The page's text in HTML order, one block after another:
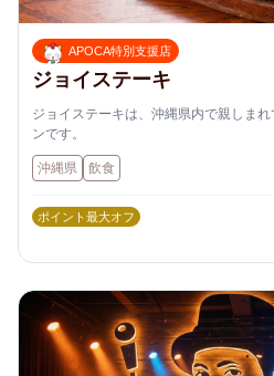
APOCA特別支援店
ジョイステーキ
ジョイステーキは、沖縄県内で親しま
ンです。
沖縄県 飲食
ポイント最大オフ